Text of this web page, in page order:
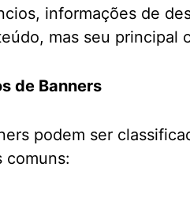
informações de
mas seu principal
de Banners
podem ser
comuns: